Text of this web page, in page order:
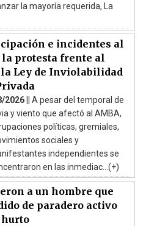
la mayoría requerida, La
e incidentes al
protesta frente al
Ley de Inviolabilidad
2026 || A pesar del temporal de
y viento que afectó al AMBA,
políticas, gremiales,
sociales y
independientes se
en las inmediac...(+)
a un hombre que
de paradero activo
hurto